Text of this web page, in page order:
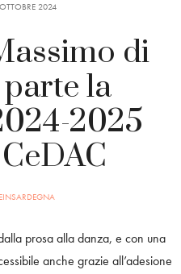
2024
di
la
2025
prosa alla danza, e con una
anche grazie all’adesione